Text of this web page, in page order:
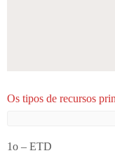
Os tipos de recursos
1o – ETD